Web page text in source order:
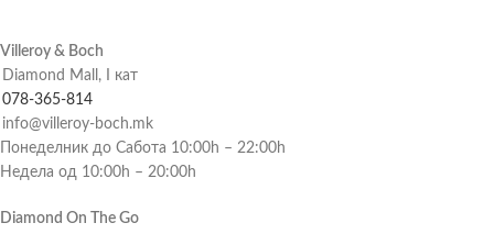
Villeroy & Boch
Diamond Mall, I кат
078-365-814
info@villeroy-boch.mk
Понеделник до Сабота 10:00h – 22:00h
Недела од 10:00h – 20:00h
Diamond On The Go